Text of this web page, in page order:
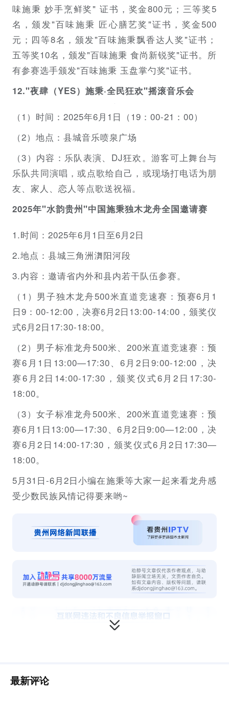
味施秉 妙手烹鲜奖" 证书，奖金800元；三等奖5
名，颁发"百味施秉 匠心膳艺奖"证书，奖金500
元；四等8名，颁发"百味施秉飘香达人奖"证书；
五等奖10名，颁发"百味施秉 食尚新锐奖"证书。所
有参赛选手颁发"百味施秉 玉盘掌勺奖"证书。
12."夜肆（YES）施秉·全民狂欢"摇滚音乐会
（1）时间：2025年6月1日（19：00-21：00）
（2）地点：县城音乐喷泉广场
（3）内容：乐队表演、DJ狂欢。游客可上舞台与
乐队共同演唱，或点歌给自己，或现场打电话为朋
友、家人、恋人等点歌送祝福。
2025年"水韵贵州"中国施秉独木龙舟全国邀请赛
1.时间：2025年6月1日至6月2日
2.地点：县城三角洲㵲阳河段
3.内容：邀请省内外和县内若干队伍参赛。
（1）男子独木龙舟500米直道竞速赛：预赛6月1
日9：00-12:00，决赛6月2日13:00-14:00，颁奖仪
式6月2日17:30-18:00。
（2）男子标准龙舟500米、200米直道竞速赛：预
赛6月1日13:00—17:30、6月2日9:00-12:00，决
赛6月2日14:00-17:30，颁奖仪式6月2日17:30-
18:00。
（3）女子标准龙舟500米、200米直道竞速赛：预
赛6月1日13:00—17:30、6月2日9:00—12:00，决
赛6月2日14:00-17:30，颁奖仪式6月2日17:30—
18:00。
5月31日-6月2日小编在施秉等大家一起来看龙舟感
受少数民族风情记得要来哟~
最新评论